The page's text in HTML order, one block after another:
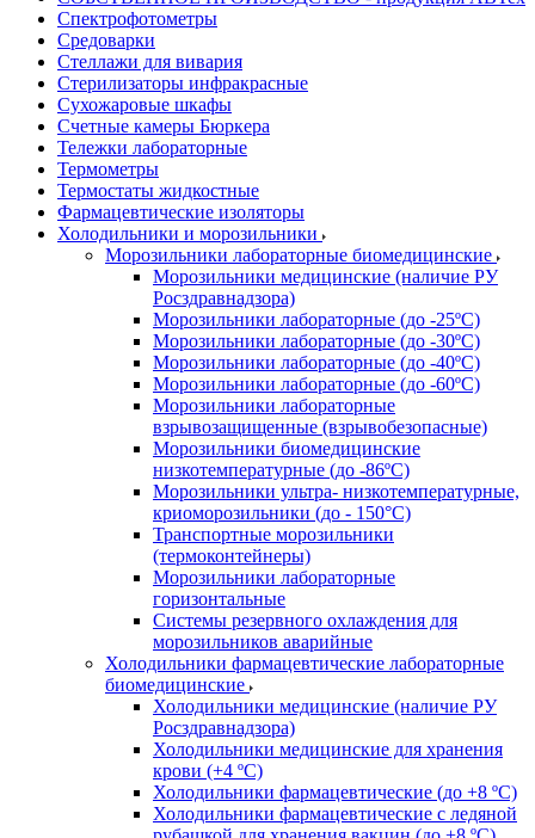
Спектрофотометры
Средоварки
Стеллажи для вивария
Стерилизаторы инфракрасные
Сухожаровые шкафы
Счетные камеры Бюркера
Тележки лабораторные
Термометры
Термостаты жидкостные
Фармацевтические изоляторы
Холодильники и морозильники
Морозильники лабораторные биомедицинские
Морозильники медицинские (наличие РУ
Росздравнадзора)
Морозильники лабораторные (до -25ºС)
Морозильники лабораторные (до -30ºС)
Морозильники лабораторные (до -40ºС)
Морозильники лабораторные (до -60ºС)
Морозильники лабораторные
взрывозащищенные (взрывобезопасные)
Морозильники биомедицинские
низкотемпературные (до -86ºС)
Морозильники ультра- низкотемпературные,
криоморозильники (до - 150°С)
Транспортные морозильники
(термоконтейнеры)
Морозильники лабораторные
горизонтальные
Системы резервного охлаждения для
морозильников аварийные
Холодильники фармацевтические лабораторные
биомедицинские
Холодильники медицинские (наличие РУ
Росздравнадзора)
Холодильники медицинские для хранения
крови (+4 ºС)
Холодильники фармацевтические (до +8 ºС)
Холодильники фармацевтические с ледяной